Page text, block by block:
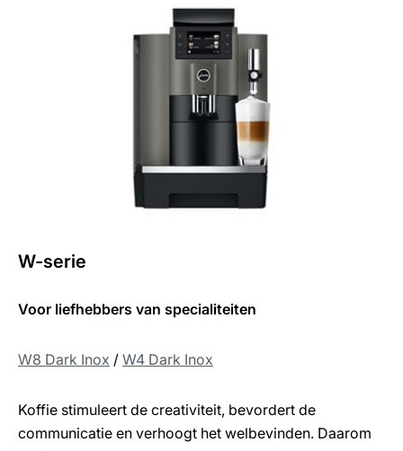
W-serie
Voor liefhebbers van specialiteiten
W8 Dark Inox / W4 Dark Inox
Koffie stimuleert de creativiteit, bevordert de
communicatie en verhoogt het welbevinden. Daarom